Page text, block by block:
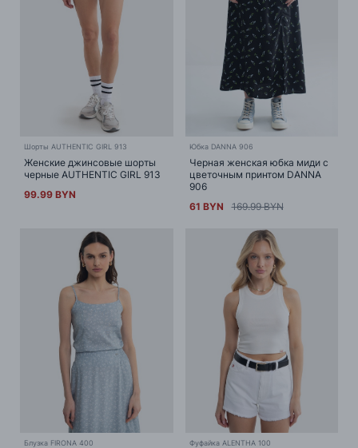
Шорты AUTHENTIC GIRL 913
Женские джинсовые шорты
черные AUTHENTIC GIRL 913
99.99 BYN
Юбка DANNA 906
Черная женская юбка миди с
цветочным принтом DANNA
906
61 BYN
169.99 BYN
Блузка FIRONA 400 Фуфайка ALENTHA 100